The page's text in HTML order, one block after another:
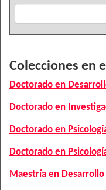
Colecciones en
Doctorado en
Doctorado en
Doctorado en
Doctorado en
Maestría en